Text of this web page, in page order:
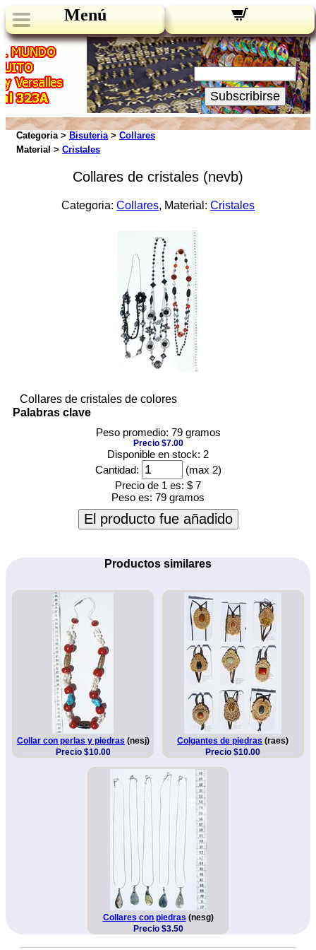
Menú
Novedades:
Su Email:
Subscribirse
Categoria > Bisuteria> Collares
Material > Cristales
Collares de cristales (nevb)
Categoria: Collares, Material: Cristales
Collares de cristales de colores
Palabras clave
Peso promedio: 79 gramos
Precio $7.00
Disponible en stock: 2
Cantidad:
(max 2)
Precio de 1 es: $ 7
Peso es: 79 gramos
El producto fue añadido
Productos similares
Collar con perlas y piedras (nesj)
Precio $10.00
Colgantes de piedras (raes)
Precio $10.00
Collares con piedras (nesg)
Precio $3.50